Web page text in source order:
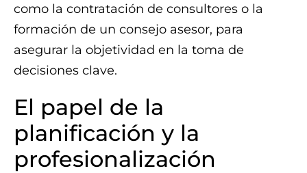
como la contratación de consultores o la
formación de un consejo asesor, para
asegurar la objetividad en la toma de
decisiones clave.
El papel de la
planificación y la
profesionalización